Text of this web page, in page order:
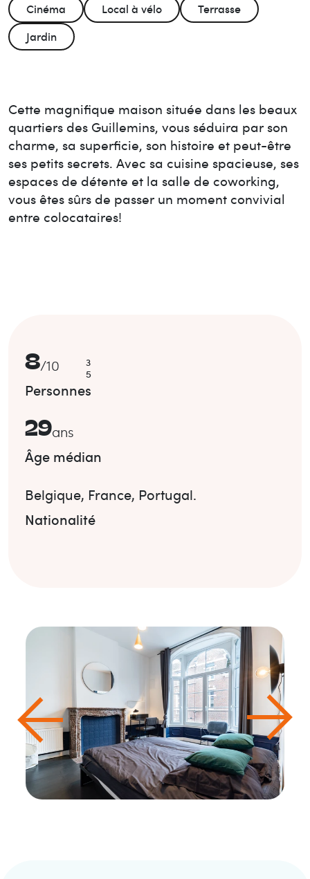
Cinéma Local à vélo
Terrasse
Jardin
Cette magnifique maison située dans les beaux
quartiers des Guillemins, vous séduira par son
charme, sa superficie, son histoire et peut-être
ses petits secrets. Avec sa cuisine spacieuse, ses
espaces de détente et la salle de coworking,
vous êtes sûrs de passer un moment convivial
entre colocataires!
8/10
3
5
Personnes
29ans
Âge médian
Belgique, France, Portugal.
Nationalité